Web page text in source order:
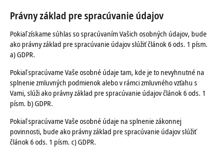
Právny základ pre spracúvanie údajov
Pokiaľ získame súhlas so spracúvaním Vašich osobných údajov, bude
ako právny základ pre spracúvanie údajov slúžiť článok 6 ods. 1 písm.
a) GDPR.
Pokiaľ spracúvame Vaše osobné údaje tam, kde je to nevyhnutné na
splnenie zmluvných podmienok alebo v rámci zmluvného vzťahu s
Vami, slúži ako právny základ pre spracúvanie údajov článok 6 ods. 1
písm. b) GDPR.
Pokiaľ spracúvame Vaše osobné údaje na splnenie zákonnej
povinnosti, bude ako právny základ pre spracúvanie údajov slúžiť
článok 6 ods. 1 písm. c) GDPR.